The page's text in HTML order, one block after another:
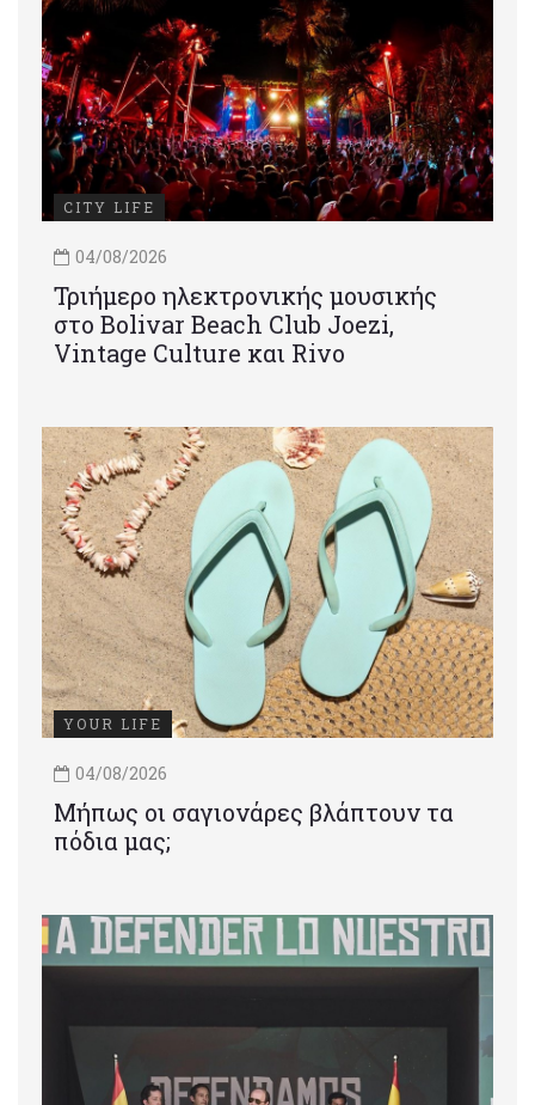
CITY LIFE
04/08/2026
Τριήμερο ηλεκτρονικής μουσικής
στο Bolivar Beach Club Joezi,
Vintage Culture και Rivo
YOUR LIFE
04/08/2026
Μήπως οι σαγιονάρες βλάπτουν τα
πόδια μας;